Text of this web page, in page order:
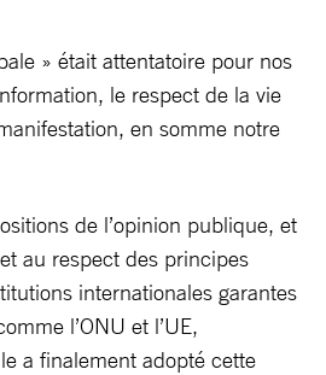
» était attentatoire pour nos
le respect de la vie
en somme notre
de l’opinion publique, et
au respect des principes
internationales garantes
l’ONU et l’UE,
a finalement adopté cette